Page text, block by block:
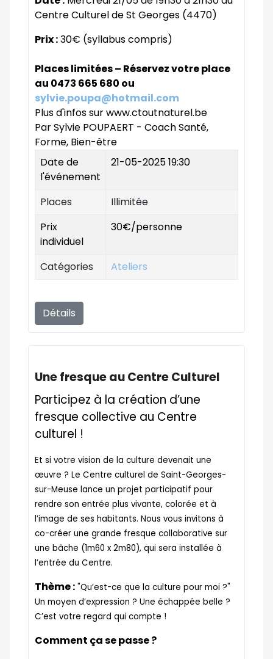
Centre Culturel de St Georges (4470)
Prix :30€ (syllabus compris)
Places limitées – Réservez votre place
au 0473 665 680 ou
sylvie.poupa@hotmail.com
Plus d'infos sur www.ctoutnaturel.be
Par Sylvie POUPAERT - Coach Santé,
Forme, Bien-être
Date de
l'événement
21-05-2025 19:30
Places
Illimitée
Prix
individuel
30€/personne
Catégories Ateliers
Détails
Une fresque au Centre Culturel
Participez à la création d’une
fresque collective au Centre
culturel !
Et si votre vision de la culture devenait une
œuvre ? Le Centre culturel de Saint-Georges-
sur-Meuse lance un projet participatif pour
rendre son entrée plus vivante, colorée et à
l’image de ses habitants. Nous vous invitons à
co-créer une grande fresque collaborative sur
une bâche (1m60 x 2m80), qui sera installée à
l’entrée du Centre.
Thème : "Qu’est-ce que la culture pour moi ?"
Un moyen d’expression ? Une échappée belle ?
C’est votre regard qui compte !
Comment ça se passe ?